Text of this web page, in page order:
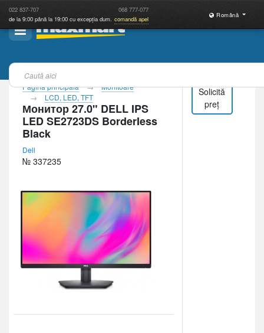
022 837-707 068 777-077
de la 9:00 până la 19:00 cu excepția dum. comandă apel
Română
Pagina principală
Monitoare
LCD, LED, TFT
Монитор 27.0" DELL IPS
LED SE2723DS BorderIess
Black
Dell
№ 337235
Solicită
preț